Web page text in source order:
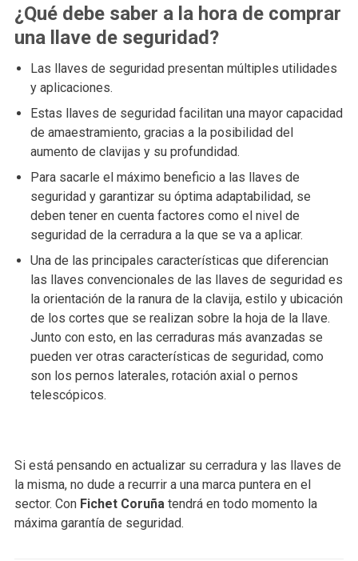
¿Qué debe saber a la hora de comprar
una llave de seguridad?
Las llaves de seguridad presentan múltiples utilidades
y aplicaciones.
Estas llaves de seguridad facilitan una mayor capacidad
de amaestramiento, gracias a la posibilidad del
aumento de clavijas y su profundidad.
Para sacarle el máximo beneficio a las llaves de
seguridad y garantizar su óptima adaptabilidad, se
deben tener en cuenta factores como el nivel de
seguridad de la cerradura a la que se va a aplicar.
Una de las principales características que diferencian
las llaves convencionales de las llaves de seguridad es
la orientación de la ranura de la clavija, estilo y ubicación
de los cortes que se realizan sobre la hoja de la llave.
Junto con esto, en las cerraduras más avanzadas se
pueden ver otras características de seguridad, como
son los pernos laterales, rotación axial o pernos
telescópicos.
Si está pensando en actualizar su cerradura y las llaves de
la misma, no dude a recurrir a una marca puntera en el
sector. Con Fichet Coruña tendrá en todo momento la
máxima garantía de seguridad.